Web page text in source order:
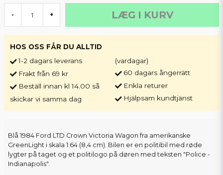
- + LÆG I KURV
HOS OSS FÅR DU ALLTID
1-2 dagars leverans
Frakt från 69 kr
Beställ innan kl 14.00 så
skickar vi samma dag
(vardagar)
60 dagars ångerrätt
Enkla returer
Hjälpsam kundtjänst
Blå 1984 Ford LTD Crown Victoria Wagon fra amerikanske
GreenLight i skala 1:64 (8,4 cm). Bilen er en politibil med røde
lygter på taget og et politilogo på døren med teksten "Police -
Indianapolis".